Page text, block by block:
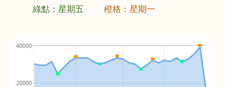
綠點：星期五 橙格：星期一